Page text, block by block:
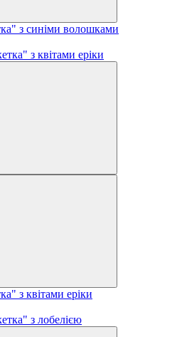
з синіми волошками
з квітами еріки